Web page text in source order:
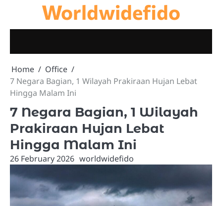
content
Worldwidefido
Home
Office
7 Negara Bagian, 1 Wilayah Prakiraan Hujan Lebat
Hingga Malam Ini
7 Negara Bagian, 1 Wilayah
Prakiraan Hujan Lebat
Hingga Malam Ini
26 February 2026 worldwidefido